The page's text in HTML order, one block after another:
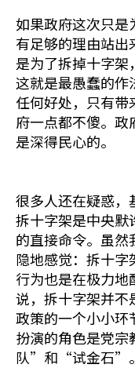
如果政府这次只是
有足够的理由站出
是为了拆掉十字架
这就是最愚蠢的作
任何好处，只有带
府一点都不傻。
是深得民心的。
很多人还在疑惑，
拆十字架是中央默
的直接命令。虽
隐地感觉：拆十
行为也是在极力
说，拆十字架并不
政策的一个小小环
扮演的角色是党
队”和“试金石”